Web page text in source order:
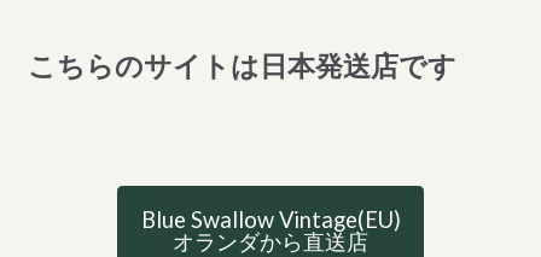
こちらのサイトは日本発送店です
Blue Swallow Vintage(EU)
オランダから直送店